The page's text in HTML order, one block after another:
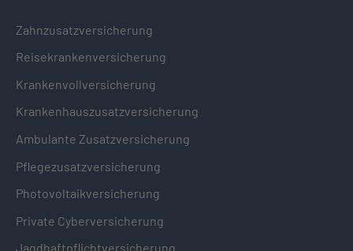
Zahnzusatzversicherung
Reisekrankenversicherung
Krankenvollversicherung
Krankenhauszusatzversicherung
Ambulante Zusatzversicherung
Pflegezusatzversicherung
Photovoltaikversicherung
Private Cyberversicherung
Jagdhaftpflichtversicherung